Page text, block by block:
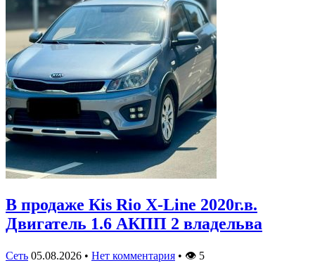
В продаже Кis Rio X-Line 2020г.в.
Двигатель 1.6 АКПП 2 владельва
Сеть 05.08.2026 • Нет комментария • 👁 5